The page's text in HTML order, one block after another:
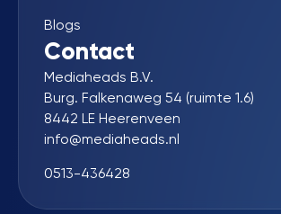
Blogs
Contact
Mediaheads B.V.
Burg. Falkenaweg 54 (ruimte 1.6)
8442 LE Heerenveen
info@mediaheads.nl
0513-436428